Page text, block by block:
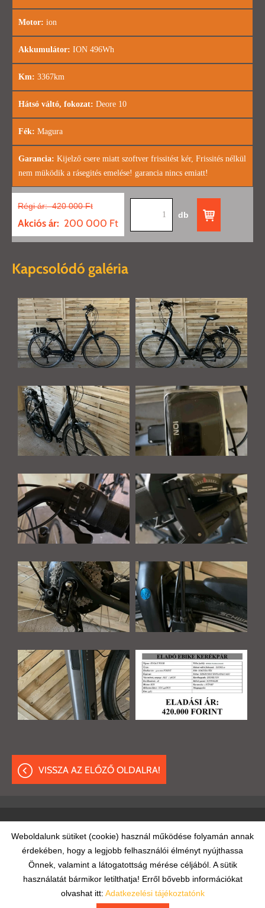
Régi ár:420 000 Ft
Akciós ár: 200 000 Ft
db
Motor: ion
Akkumulátor: ION 496Wh
Km: 3367km
Hátsó váltó, fokozat: Deore 10
Fék: Magura
Garancia: Kijelző csere miatt szoftver frissitést kér, Frissités nélkül
nem müködik a rásegités emelése! garancia nincs emiatt!
Kapcsolódó galéria
VISSZA AZ ELŐZŐ OLDALRA!
© 2026 - Minden jog fenntartva
Oldal információk Adatkezelési tájékoztató ÁSZF
Impresszum Elállási nyilatkozat
Weboldalunk sütiket (cookie) használ működése folyamán annak
érdekében, hogy a legjobb felhasználói élményt nyújthassa
Önnek, valamint a látogatottság mérése céljából. A sütik
használatát bármikor letilthatja! Erről bővebb információkat
olvashat itt: Adatkezelési tájékoztatónk